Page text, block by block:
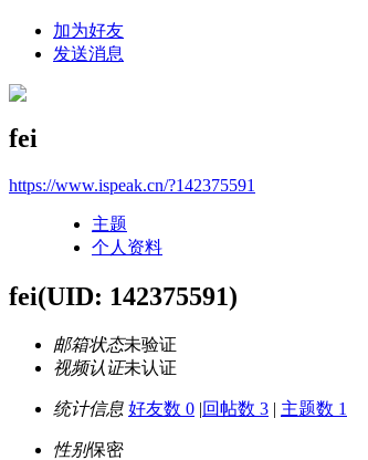
加为好友
发送消息
fei
https://www.ispeak.cn/?142375591
主题
个人资料
fei(UID: 142375591)
邮箱状态未验证
视频认证未认证
统计信息 好友数 0 |回帖数 3 | 主题数 1
性别保密